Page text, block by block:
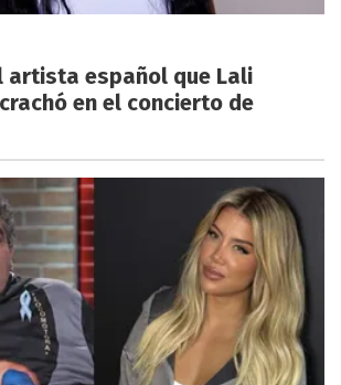
artista español que Lali
en el concierto de